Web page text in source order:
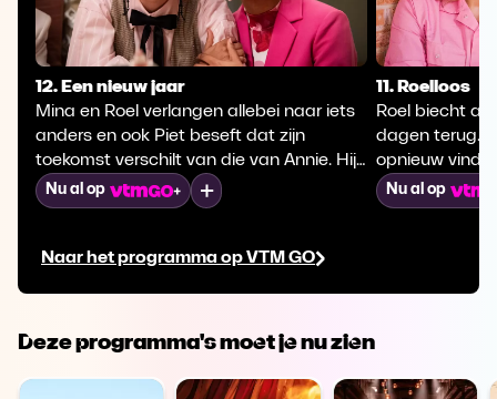
Naar het programma op VTM GO
12. Een nieuw jaar
Mina en Roel verlangen allebei naar iets
anders en ook Piet beseft dat zijn
toekomst verschilt van die van Annie. Hij
wil naar Zweden vertrekken, maar de
familie en zelfs Jens proberen hem tegen
belangrijke keuze.
Nu al op
11. Roelloos
Roel biecht
dagen terug.
opnieuw
Mina met een
Nu al op
Deze programma's moet je nu zien